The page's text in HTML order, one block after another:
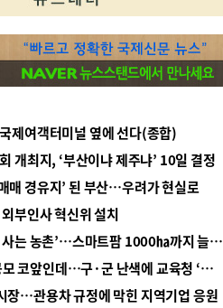
제여객터미널 옆에 선다(종합)
개최지, ‘부산이냐 제주냐’ 10일 결정
매 경유지’ 된 부산…우려가 현실로
부인사 혁신위 설치
■ 경남 농정 비전 ‘잘 사는 농촌’…스마트팜 1000㏊까지 늘린다
■ 교육혁신선도지 공모 코앞인데…구·군 난색에 교육청 ‘쩔쩔’
장…관용차 규정에 막힌 지역기업 응원